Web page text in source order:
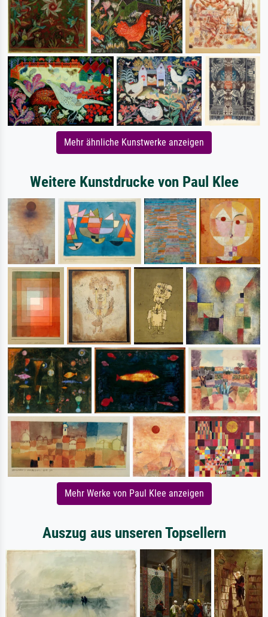
Mehr ähnliche Kunstwerke anzeigen
Weitere Kunstdrucke von Paul Klee
Mehr Werke von Paul Klee anzeigen
Auszug aus unseren Topsellern